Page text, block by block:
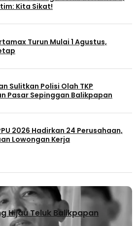
Kita Sikat!
Turun Mulai 1 Agustus,
Sulitkan Polisi Olah TKP
Pasar Sepinggan Balikpapan
2026 Hadirkan 24 Perusahaan,
Lowongan Kerja
Hijau Teluk Balikpapan